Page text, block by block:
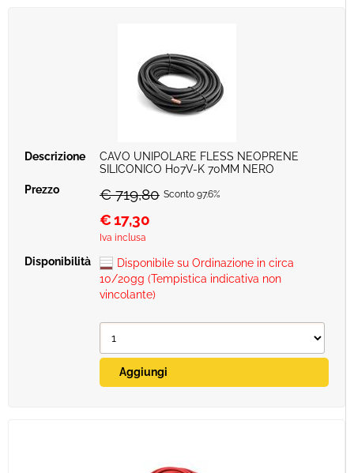
CAVO UNIPOLARE FLESS NEOPRENE
SILICONICO H07V-K 70MM NERO
€ 719,80 Sconto 97.6%
€17,30
Iva inclusa
Disponibile su Ordinazione in circa
10/20gg (Tempistica indicativa non
vincolante)